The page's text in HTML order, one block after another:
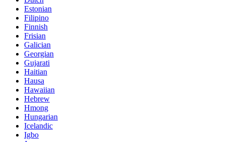
Estonian
Filipino
Finnish
Frisian
Galician
Georgian
Gujarati
Haitian
Hausa
Hawaiian
Hebrew
Hmong
Hungarian
Icelandic
Igbo